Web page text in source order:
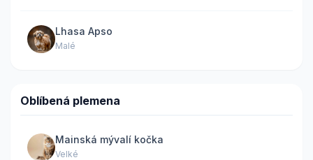
Lhasa Apso
Malé
Oblíbená plemena
Mainská mývalí kočka
Velké